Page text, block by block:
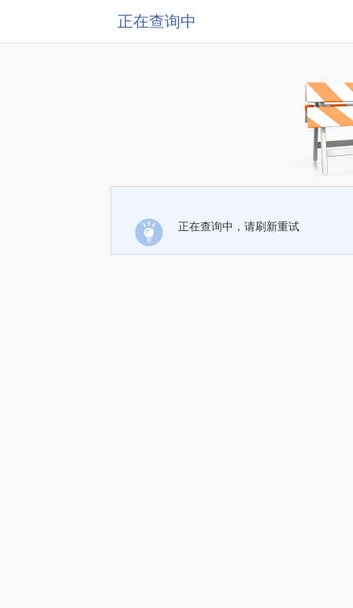
正在查询中
正在查询中，请刷新重试